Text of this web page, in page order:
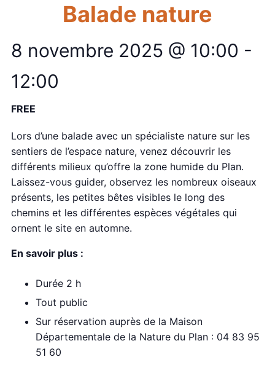
Balade nature
8 novembre 2025 @ 10:00 -
12:00
FREE
Lors d’une balade avec un spécialiste nature sur les
sentiers de l’espace nature, venez découvrir les
différents milieux qu’offre la zone humide du Plan.
Laissez-vous guider, observez les nombreux oiseaux
présents, les petites bêtes visibles le long des
chemins et les différentes espèces végétales qui
ornent le site en automne.
En savoir plus :
Durée 2 h
Tout public
Sur réservation auprès de la Maison
Départementale de la Nature du Plan : 04 83 95
51 60